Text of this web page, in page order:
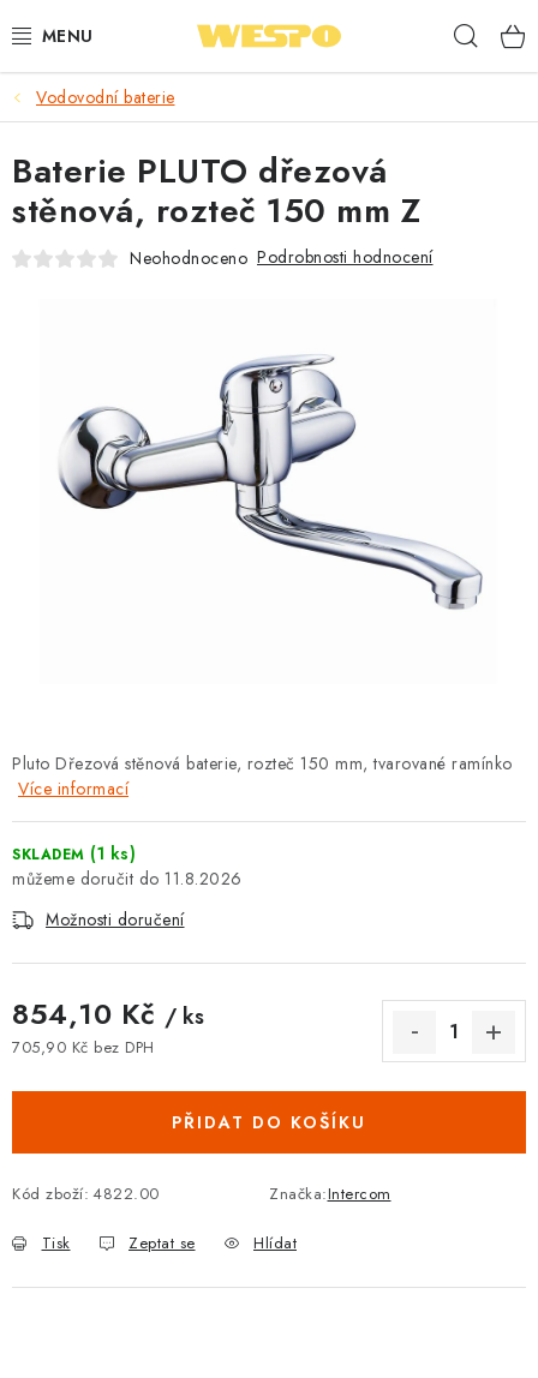
na
ARMATURY PRO TOPENÍ A VODU
TOPENÍ A OHŘEV VODY
TVAROVKY A TRUBKY
⭐ NEJLÉPE HODNOCENÉ
🏷️ VÝPRODEJ
TOPENÁŘSKÁ AKADEMIE
OBCHODNÍ PODMÍNKY
O NÁS
DOPRAVA A PLATBA
Hodnocení obchodu 🚚 Stav objednávky
Doprava a platba
Vodovodní baterie
Pluto Dřezová stěnová baterie, rozteč 150 mm, tvarované ramínko
Více informací
SKLADEM (1 ks)
11.8.2026
Možnosti doručení
854,10 Kč / ks
705,90 Kč bez DPH
PŘIDAT DO KOŠÍKU
Kód zboží: 4822.00 Značka:Intercom
Tisk Zeptat se Hlídat
Baterie PLUTO dřezová
stěnová, rozteč 150 mm Z
Neohodnoceno Podrobnosti hodnocení